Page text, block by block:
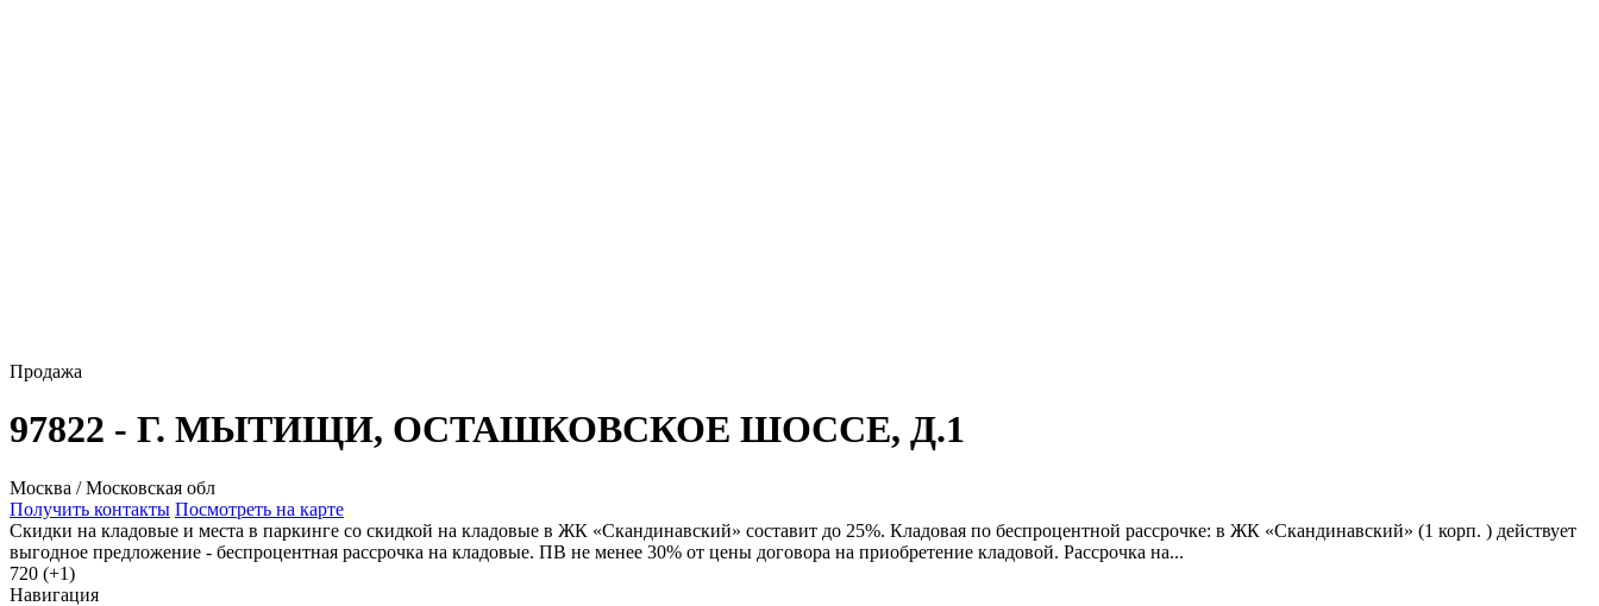
Продажа
97822 - Г. МЫТИЩИ, ОСТАШКОВСКОЕ ШОССЕ, Д.1
Москва / Московская обл
Получить контакты Посмотреть на карте
Скидки на кладовые и места в паркинге со скидкой на кладовые в ЖК «Скандинавский» составит до 25%. Кладовая по беспроцентной рассрочке: в ЖК «Скандинавский» (1 корп. ) действует
выгодное предложение - беспроцентная рассрочка на кладовые. ПВ не менее 30% от цены договора на приобретение кладовой. Рассрочка на...
720 (+1)
Навигация